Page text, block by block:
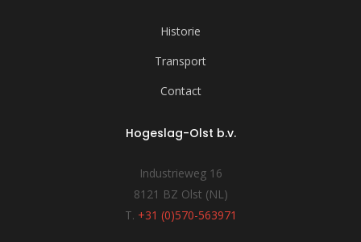
Historie
Transport
Contact
Hogeslag-Olst b.v.
Industrieweg 16
8121 BZ Olst (NL)
T. +31 (0)570-563971